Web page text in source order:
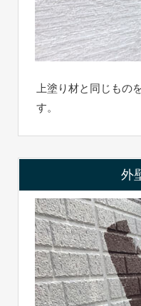
上塗り材と同じもの
す。
外